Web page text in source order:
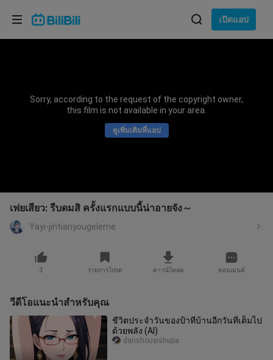
เปิดแอป
Sorry, according to the request of the copyright owner,
this film is not available in your area.
ดูเพิ่มเติมที่แอป
เฟยเสียว: รีบดมสิ ครั้งแรกแบบนี้น่าอายจัง～
Yayi-jintianyougeleme
3 รายการโปรด ดาวน์โหลด คอมเมนต์
วีดีโอแนะนำสำหรับคุณ
ชีวิตประจำวันของป้าที่บ้านอีกวันที่เต็มไป
ด้วยพลัง (AI)
danshouyishujia
เลือกภาษา